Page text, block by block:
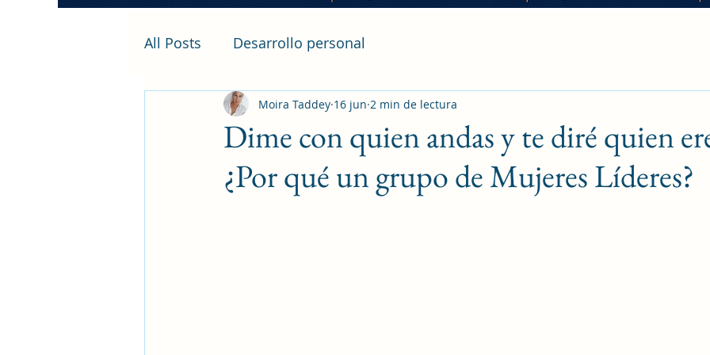
All Posts Desarrollo personal
Dime con quien andas y te diré quien
Moira Taddey 16 jun 2 min de lectura
¿Por qué un grupo de Mujeres Líderes?